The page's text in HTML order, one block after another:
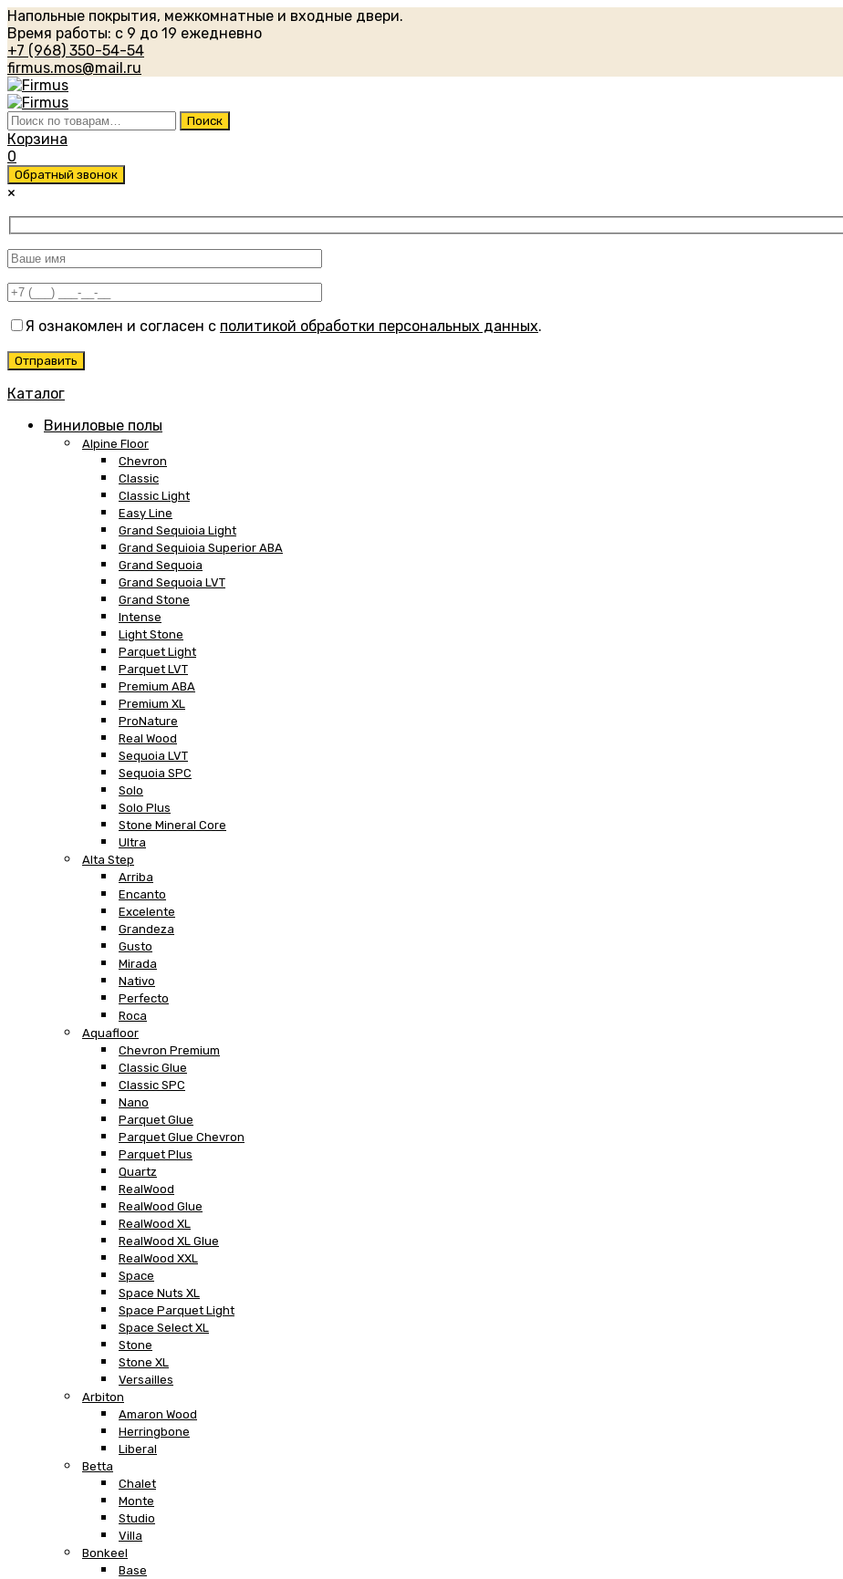
Напольные покрытия, межкомнатные и входные двери.
Время работы: с 9 до 19 ежедневно
+7 (968) 350-54-54
firmus.mos@mail.ru
Искать: Поиск
Корзина
0
Обратный звонок
×
Я ознакомлен и согласен с политикой обработки персональных данных.
Каталог
Виниловые полы
Alpine Floor
Chevron
Classic
Classic Light
Easy Line
Grand Sequioia Light
Grand Sequioia Superior ABA
Grand Sequoia
Grand Sequoia LVT
Grand Stone
Intense
Light Stone
Parquet Light
Parquet LVT
Premium ABA
Premium XL
ProNature
Real Wood
Sequoia LVT
Sequoia SPC
Solo
Solo Plus
Stone Mineral Core
Ultra
Alta Step
Arriba
Encanto
Excelente
Grandeza
Gusto
Mirada
Nativo
Perfecto
Roca
Aquafloor
Chevron Premium
Classic Glue
Classic SPC
Nano
Parquet Glue
Parquet Glue Chevron
Parquet Plus
Quartz
RealWood
RealWood Glue
RealWood XL
RealWood XL Glue
RealWood XXL
Space
Space Nuts XL
Space Parquet Light
Space Select XL
Stone
Stone XL
Versailles
Arbiton
Amaron Wood
Herringbone
Liberal
Betta
Chalet
Monte
Studio
Villa
Bonkeel
Base